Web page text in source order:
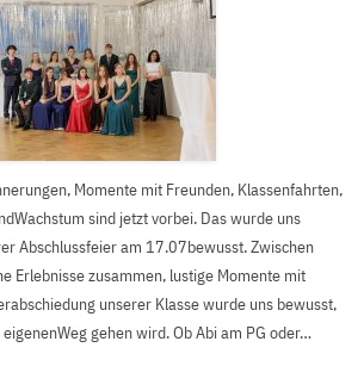
Momente mit Freunden, Klassenfahrten,
sind jetzt vorbei. Das wurde uns
Abschlussfeier am 17.07bewusst. Zwischen
Erlebnisse zusammen, lustige Momente mit
unserer Klasse wurde uns bewusst,
gehen wird. Ob Abi am PG oder…